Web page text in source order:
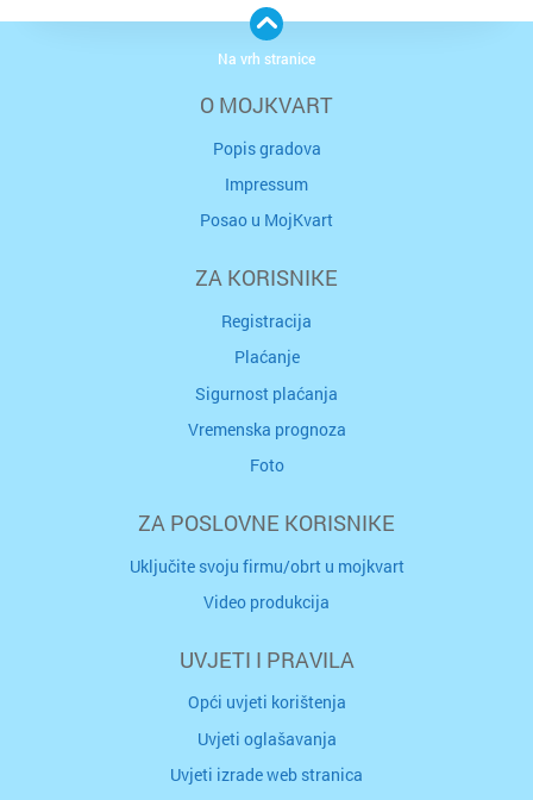
O MOJKVART
Popis gradova
Impressum
Posao u MojKvart
ZA KORISNIKE
Registracija
Plaćanje
Sigurnost plaćanja
Vremenska prognoza
Foto
ZA POSLOVNE KORISNIKE
Uključite svoju firmu/obrt u mojkvart
Video produkcija
UVJETI I PRAVILA
Opći uvjeti korištenja
Uvjeti oglašavanja
Uvjeti izrade web stranica
Na vrh stranice